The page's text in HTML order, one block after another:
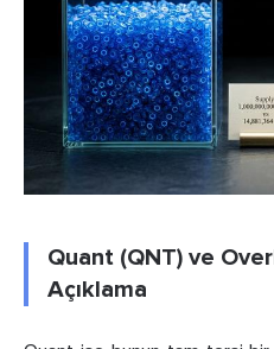
Quant (QNT) ve
Açıklama